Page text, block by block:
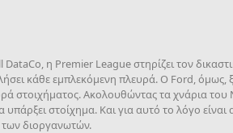
η Premier League στηρίζει τον
κάθε εμπλεκόμενη πλευρά. Ο Ford, όμως,
στοιχήματος. Ακολουθώντας τα χνάρια του
στοίχημα. Και για αυτό το λόγο
διοργανωτών.